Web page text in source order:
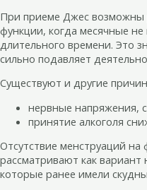
При приеме Джес возможны
функции, когда месячные
длительного времени. Это
сильно подавляет
Существуют и другие
нервные напряжения,
принятие алкоголя
Отсутствие менструаций
рассматривают как
которые ранее имели